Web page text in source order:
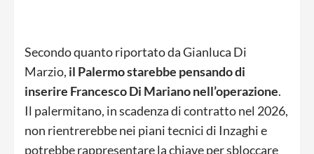
Secondo quanto riportato da Gianluca Di
Marzio, il Palermo starebbe pensando di
inserire Francesco Di Mariano nell’operazione.
Il palermitano, in scadenza di contratto nel 2026,
non rientrerebbe nei piani tecnici di Inzaghi e
potrebbe rappresentare la chiave per sbloccare